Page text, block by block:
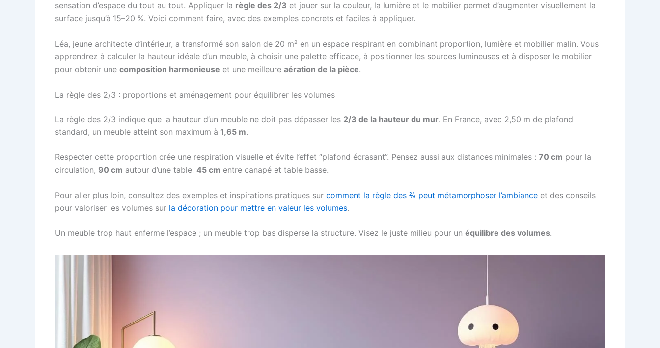
sensation d’espace du tout au tout. Appliquer la règle des 2/3 et jouer sur la couleur, la lumière et le mobilier permet d’augmenter visuellement la
surface jusqu’à 15–20 %. Voici comment faire, avec des exemples concrets et faciles à appliquer.
Léa, jeune architecte d’intérieur, a transformé son salon de 20 m² en un espace respirant en combinant proportion, lumière et mobilier malin. Vous
apprendrez à calculer la hauteur idéale d’un meuble, à choisir une palette efficace, à positionner les sources lumineuses et à disposer le mobilier
pour obtenir une composition harmonieuse et une meilleure aération de la pièce.
La règle des 2/3 : proportions et aménagement pour équilibrer les volumes
La règle des 2/3 indique que la hauteur d’un meuble ne doit pas dépasser les 2/3 de la hauteur du mur. En France, avec 2,50 m de plafond
standard, un meuble atteint son maximum à 1,65 m.
Respecter cette proportion crée une respiration visuelle et évite l’effet “plafond écrasant”. Pensez aussi aux distances minimales : 70 cm pour la
circulation, 90 cm autour d’une table, 45 cm entre canapé et table basse.
Pour aller plus loin, consultez des exemples et inspirations pratiques sur comment la règle des ⅔ peut métamorphoser l’ambiance et des conseils
pour valoriser les volumes sur la décoration pour mettre en valeur les volumes.
Un meuble trop haut enferme l’espace ; un meuble trop bas disperse la structure. Visez le juste milieu pour un équilibre des volumes.